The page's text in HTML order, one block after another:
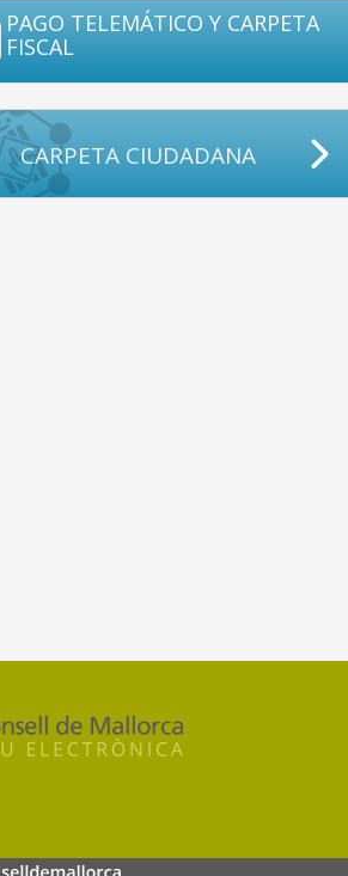
PAGO TELEMÁTICO Y CARPETA
FISCAL
CARPETA CIUDADANA